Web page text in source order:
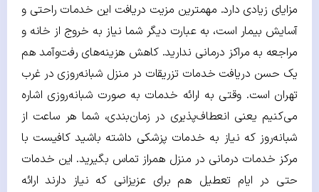
مزایای زیادی دارد. مهمترین مزیت دریافت این خدمات راحتی و
آسایش بیمار است، به عبارت دیگر شما نیاز به خروج از خانه و
مراجعه به مراکز درمانی ندارید. کاهش هزینه‌های رفت‌وآمد هم
یک حسن دریافت خدمات تزریقات در منزل شبانه‌روزی در غرب
تهران است. وقتی به ارائه خدمات به صورت شبانه‌روزی اشاره
می‌کنیم یعنی انعطاف‌پذیری در زمان‌بندی، شما هر ساعت از
شبانه‌روز که نیاز به خدمات پزشکی داشته باشید کافیست با
مرکز خدمات درمانی در منزل همراز تماس بگیرید. این خدمات
حتی در ایام تعطیل هم برای عزیزانی که نیاز دارند ارائه